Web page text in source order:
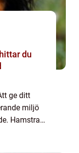
ge ditt
miljö
Hamstrar